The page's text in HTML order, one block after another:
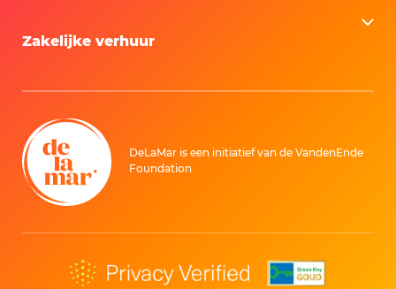
Zakelijke verhuur
DeLaMar is een initiatief van de VandenEnde
Foundation